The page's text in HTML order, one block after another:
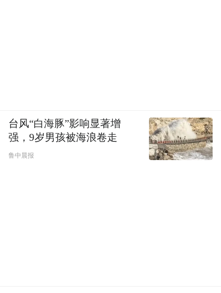
台风“白海豚”影响显著增
强，9岁男孩被海浪卷走
鲁中晨报